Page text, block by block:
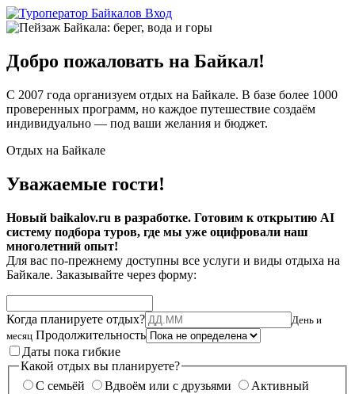
Вход
Добро пожаловать на Байкал!
С 2007 года организуем отдых на Байкале. В базе более 1000
проверенных программ, но каждое путешествие создаём
индивидуально — под ваши желания и бюджет.
Отдых на Байкале
Уважаемые гости!
Новый baikalov.ru в разработке. Готовим к открытию AI
систему подбора туров, где мы уже оцифровали наш
многолетний опыт!
Для вас по-прежнему доступны все услуги и виды отдыха на
Байкале. Заказывайте через форму:
Когда планируете отдых?
День и
месяц Продолжительность
Даты пока гибкие
Какой отдых вы планируете?
С семьёй
Вдвоём или с друзьями
Активный